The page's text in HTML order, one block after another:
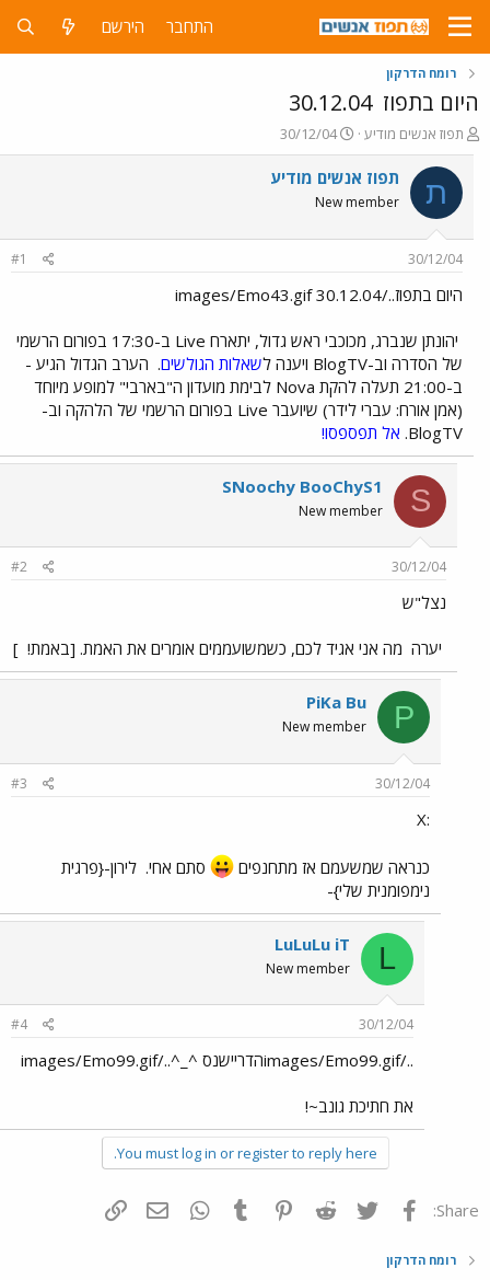
התחבר הירשם
רומח הדרקון
היום בתפוז 30.12.04
פ
ו
ת
ח
ה
ש
א
תפוז אנשים מודיע
פ
ו
ר
ם
ר
30/12/04
ת תפוז אנשים מודיע
New member
30/12/04
#1
היום בתפוז../images/Emo43.gif 30.12.04
יהונתן שנברג, מכוכבי ראש גדול, יתארח Live ב-17:30 בפורום הרשמי
של הסדרה וב-BlogTV ויענה ל
שאלות הגולשים. הערב הגדול הגיע -
ב-21:00 תעלה להקת Nova לבימת מועדון ה"בארבי" למופע מיוחד
(אמן אורח: עברי לידר) שיועבר Live בפורום הרשמי של הלהקה וב-
BlogTV. אל תפספסו!
S
SNoochy BooChyS1
New member
30/12/04
#2
נצל"ש
יערה מה אני אגיד לכם, כשמשועממים אומרים את האמת. [באמת! ]
P
PiKa Bu
New member
30/12/04
#3
:X
כנראה שמשעמם אז מתחנפים סתם אחי. לירון-{פרגית
נימפומנית שלי}-
L
LuLuLu iT
New member
30/12/04
#4
../images/Emo99.gifהדריישנס ^_^../images/Emo99.gif
את חתיכת גונב~!
You must log in or register to reply here.
Share: פייסבוק Twitter
Reddit
Pinterest
Tumblr
WhatsAppדואר אלקטרוני
רומח הדרקון